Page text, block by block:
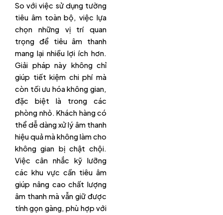
So với việc sử dụng tường
tiêu âm toàn bộ, việc lựa
chọn những vị trí quan
trọng để tiêu âm thanh
mang lại nhiều lợi ích hơn.
Giải pháp này không chỉ
giúp tiết kiệm chi phí mà
còn tối ưu hóa không gian,
đặc biệt là trong các
phòng nhỏ. Khách hàng có
thể dễ dàng xử lý âm thanh
hiệu quả mà không làm cho
không gian bị chật chội.
Việc cân nhắc kỹ lưỡng
các khu vực cần tiêu âm
giúp nâng cao chất lượng
âm thanh mà vẫn giữ được
tính gọn gàng, phù hợp với